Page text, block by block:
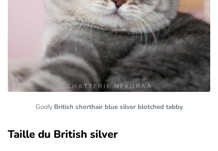
Goofy British shorthair blue silver blotched tabby
Taille du British silver